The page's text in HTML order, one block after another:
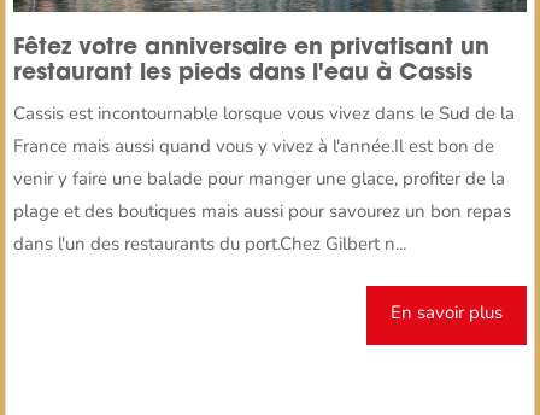
Fêtez votre anniversaire en privatisant un
restaurant les pieds dans l'eau à Cassis
Cassis est incontournable lorsque vous vivez dans le Sud de la
France mais aussi quand vous y vivez à l'année.Il est bon de
venir y faire une balade pour manger une glace, profiter de la
plage et des boutiques mais aussi pour savourez un bon repas
dans l'un des restaurants du port.Chez Gilbert n...
En savoir plus